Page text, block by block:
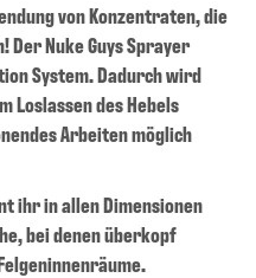
von Konzentraten, die
Der Nuke Guys Sprayer
System. Dadurch wird
Loslassen des Hebels
Arbeiten möglich
ihr in allen Dimensionen
bei denen überkopf